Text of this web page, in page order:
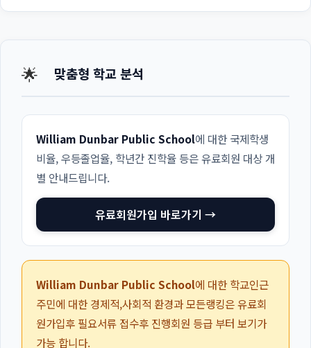
🌟 맞춤형 학교 분석
William Dunbar Public School에 대한 국제학생
비율, 우등졸업율, 학년간 진학율 등은 유료회원 대상 개
별 안내드립니다.
유료회원가입 바로가기 →
William Dunbar Public School에 대한 학교인근
주민에 대한 경제적,사회적 환경과 모든랭킹은 유료회
원가입후 필요서류 접수후 진행회원 등급 부터 보기가
가능 합니다.